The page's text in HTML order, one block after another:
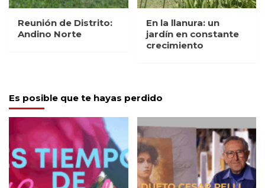
Reunión de Distrito:
Andino Norte
En la llanura: un
jardín en constante
crecimiento
Es posible que te hayas perdido